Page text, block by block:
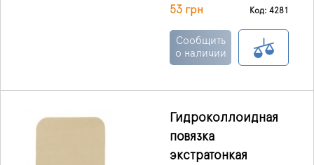
экстра тонкая,
(Великобритания) –
перевязочный
материал, наложение
инфекций и улучшает ее
заживление.
53 грн Код: 4281
Сообщить
о наличии
Гидроколлоидная
повязка
экстратонкая